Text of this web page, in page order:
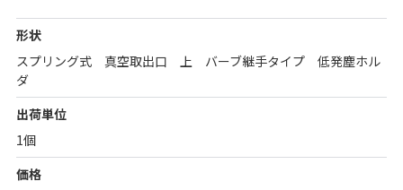
形状
スプリング式 真空取出口 上 バーブ継手タイプ 低発塵ホル
ダ
出荷単位
1個
価格